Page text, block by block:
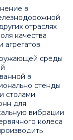
в
отраслях
качества
среды
в
стенды
столами
для
вибрации
колеса